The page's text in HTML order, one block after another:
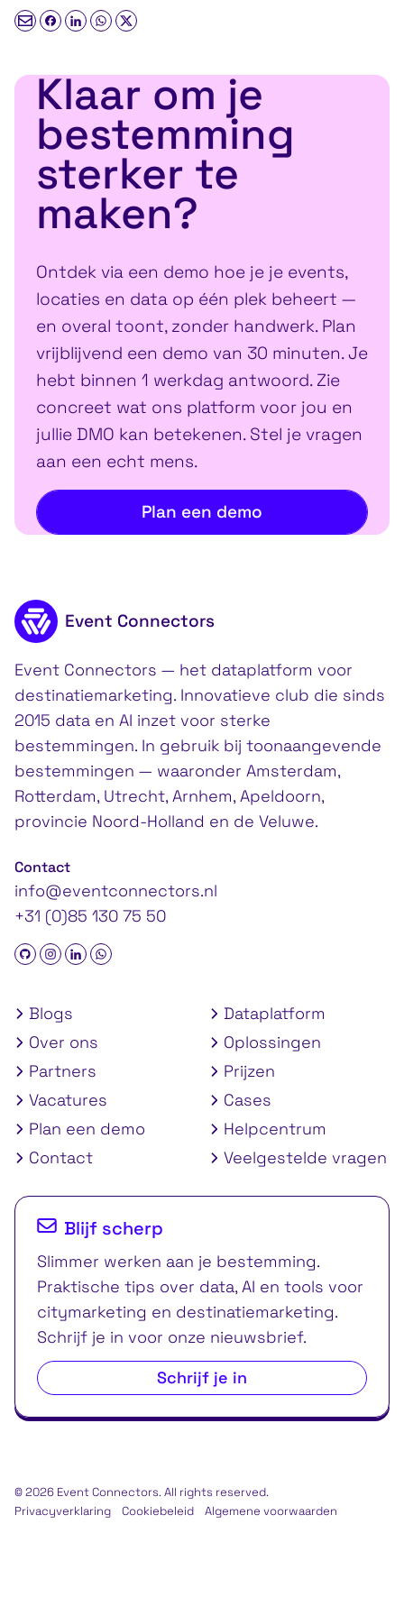
Klaar om je
bestemming
sterker te
maken?
Ontdek via een demo hoe je je events,
locaties en data op één plek beheert —
en overal toont, zonder handwerk. Plan
vrijblijvend een demo van 30 minuten. Je
hebt binnen 1 werkdag antwoord. Zie
concreet wat ons platform voor jou en
jullie DMO kan betekenen. Stel je vragen
aan een echt mens.
Plan een demo
Footer inhoud
Event Connectors
Event Connectors — het dataplatform voor
destinatiemarketing. Innovatieve club die sinds
2015 data en AI inzet voor sterke
bestemmingen. In gebruik bij toonaangevende
bestemmingen — waaronder Amsterdam,
Rotterdam, Utrecht, Arnhem, Apeldoorn,
provincie Noord-Holland en de Veluwe.
Contact
info@eventconnectors.nl
+31 (0)85 130 75 50
Blogs
Over ons
Partners
Vacatures
Plan een demo
Contact
Dataplatform
Oplossingen
Prijzen
Cases
Helpcentrum
Veelgestelde vragen
Blijf scherp
Slimmer werken aan je bestemming.
Praktische tips over data, AI en tools voor
citymarketing en destinatiemarketing.
Schrijf je in voor onze nieuwsbrief.
Schrijf je in
© 2026 Event Connectors. All rights reserved.
Privacyverklaring
Cookiebeleid Algemene voorwaarden